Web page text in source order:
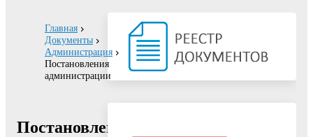
Главная
Документы
Администрация
Постановления
администрации
Постановление